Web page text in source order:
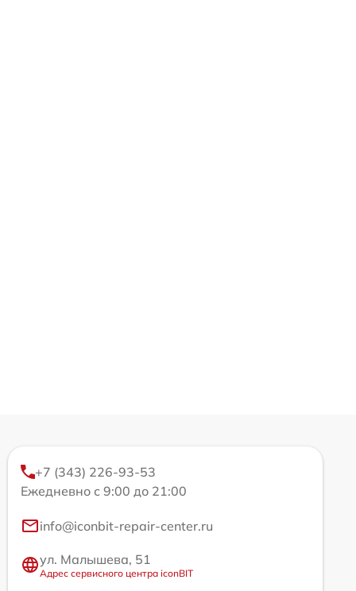
+7 (343) 226-93-53
Ежедневно с 9:00 до 21:00
info@iconbit-repair-center.ru
ул. Малышева, 51
Адрес сервисного центра iconBIT